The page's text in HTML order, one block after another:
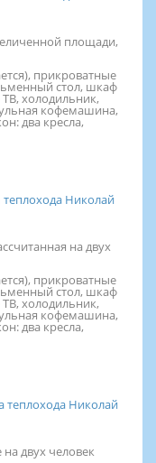
площади,
прикроватные
стол, шкаф
холодильник,
кофемашина,
два кресла,
на двух
прикроватные
стол, шкаф
холодильник,
кофемашина,
два кресла,
двух человек